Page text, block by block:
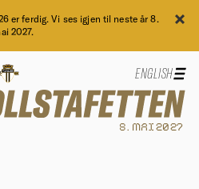
er ferdig. Vi ses igjen til neste år 8.
2027.
8. MAI 2027
ENGLISH